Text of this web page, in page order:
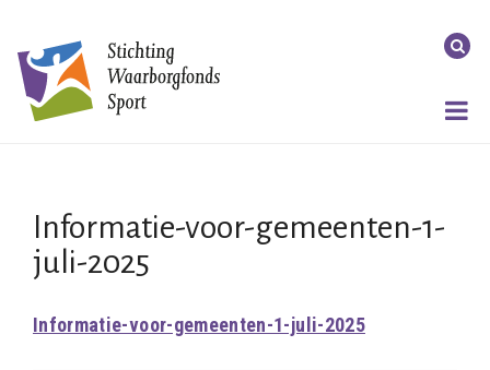
Informatie-voor-gemeenten-1-
juli-2025
Informatie-voor-gemeenten-1-juli-2025